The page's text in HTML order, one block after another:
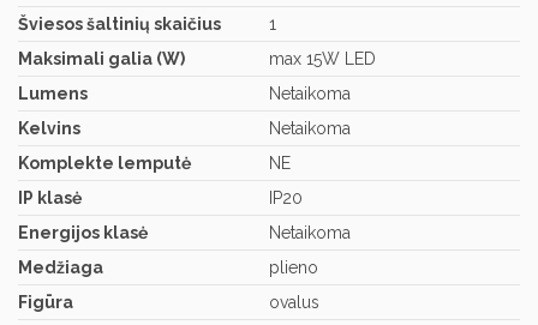
Šviesos šaltinių skaičius
1
Maksimali galia (W)
max 15W LED
Lumens
Netaikoma
Kelvins
Netaikoma
Komplekte lemputė
NE
IP klasė
IP20
Energijos klasė
Netaikoma
Medžiaga
plieno
Figūra
ovalus